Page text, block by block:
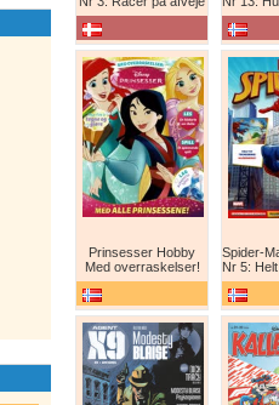
Prinsesser Hobby
Med overraskelser!
Nr 5: Helt ny